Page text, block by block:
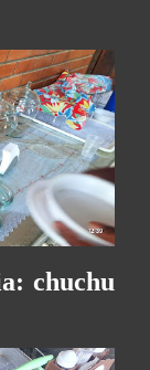
chuchu